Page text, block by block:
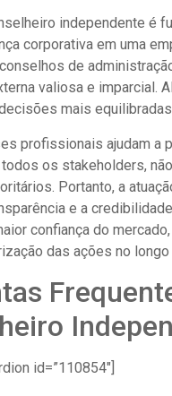
independente é
corporativa em uma
de
valiosa e imparcial.
mais
profissionais ajudam a
os stakeholders,
Portanto, a
e a
confiança do
das ações no longo
id=”110854″]